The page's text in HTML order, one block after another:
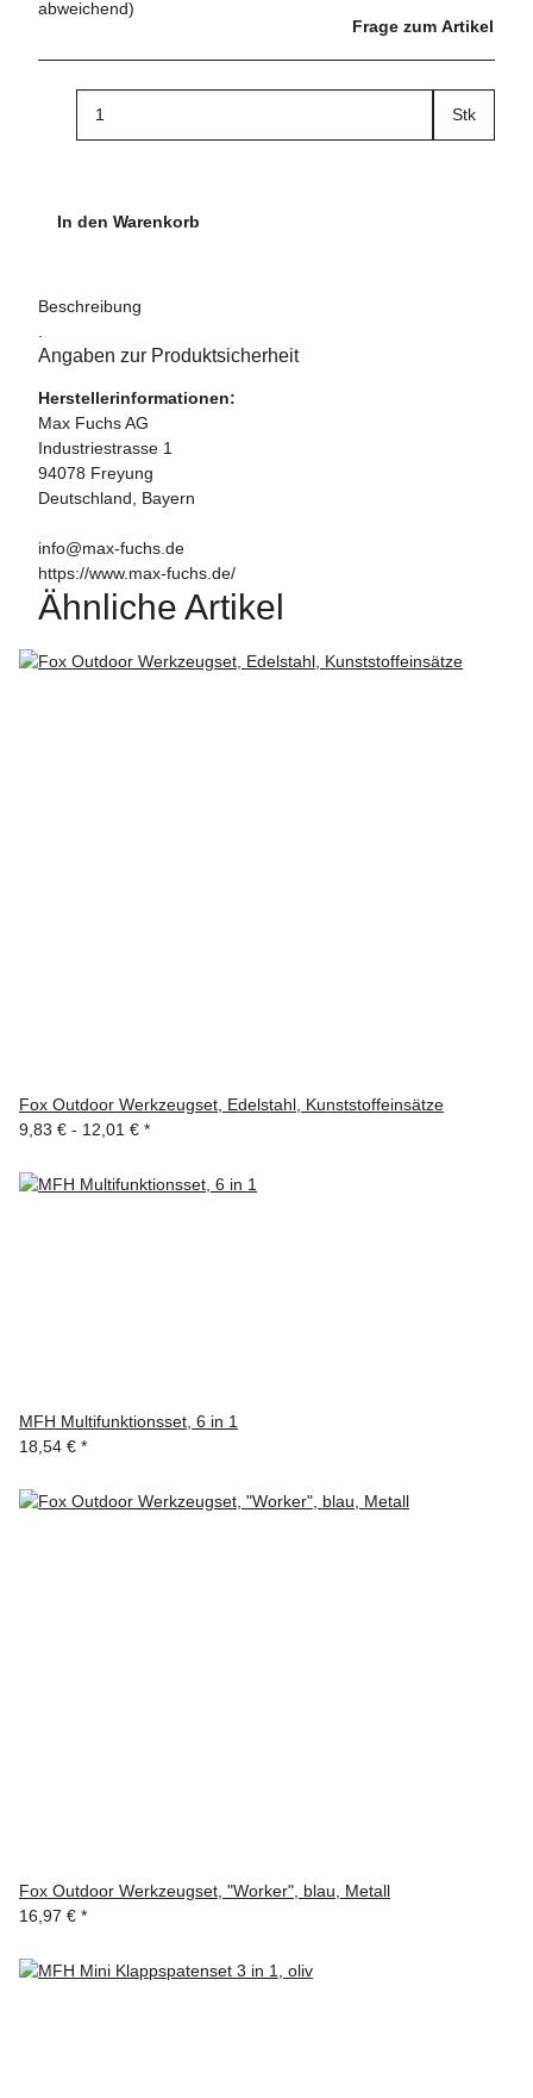
abweichend)
Frage zum Artikel
Stk
In den Warenkorb
Beschreibung
Angaben zur Produktsicherheit
Herstellerinformationen:
Max Fuchs AG
Industriestrasse 1
94078 Freyung
Deutschland, Bayern
info@max-fuchs.de
https://www.max-fuchs.de/
Ähnliche Artikel
Fox Outdoor Werkzeugset, Edelstahl, Kunststoffeinsätze
9,83 € - 12,01 € *
MFH Multifunktionsset, 6 in 1
18,54 € *
Fox Outdoor Werkzeugset, "Worker", blau, Metall
16,97 € *